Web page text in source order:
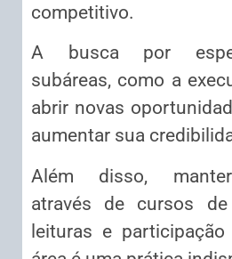
competitivo.
A busca por
subáreas, como a
abrir novas
aumentar sua
Além disso,
através de cursos
leituras e